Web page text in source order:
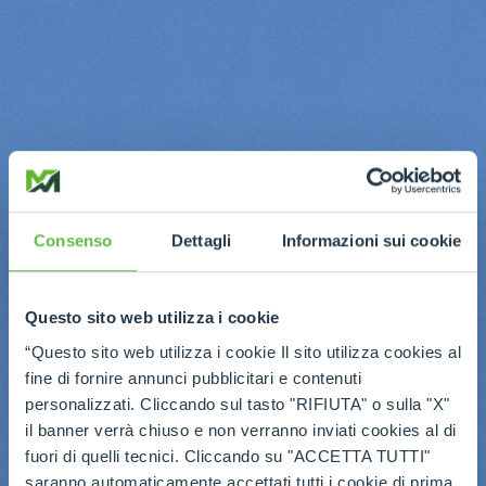
Consenso Dettagli Informazioni sui cookie
Questo sito web utilizza i cookie
“Questo sito web utilizza i cookie Il sito utilizza cookies al
fine di fornire annunci pubblicitari e contenuti
personalizzati. Cliccando sul tasto "RIFIUTA" o sulla "X"
il banner verrà chiuso e non verranno inviati cookies al di
fuori di quelli tecnici. Cliccando su "ACCETTA TUTTI"
saranno automaticamente accettati tutti i cookie di prima